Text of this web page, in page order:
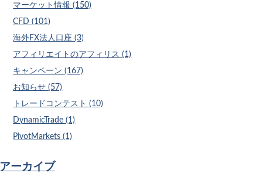
マーケット情報 (150)
CFD (101)
海外FX法人口座 (3)
アフィリエイトのアフィリス (1)
キャンペーン (167)
お知らせ (57)
トレードコンテスト (10)
DynamicTrade (1)
PivotMarkets (1)
アーカイブ